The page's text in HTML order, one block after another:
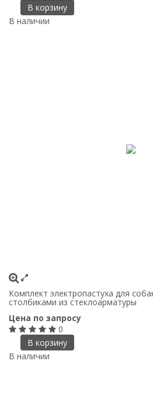
В корзину
В наличии
Комплект электропастуха для
столбиками из стеклоарматуры
Цена по запросу
0
В корзину
В наличии